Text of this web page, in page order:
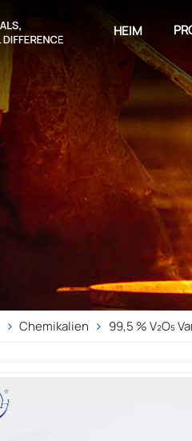
HEIM
Chemikalien 99,5 % V₂O₅